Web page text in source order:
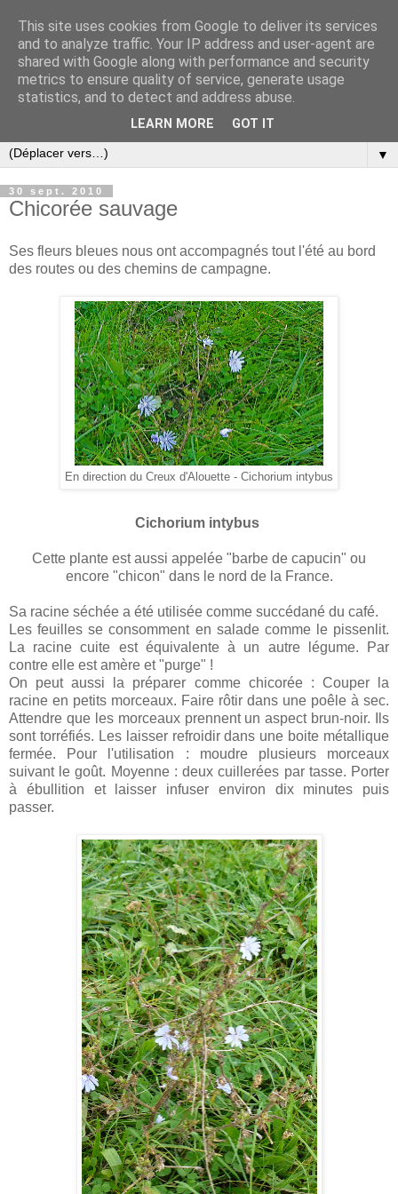
▼
30 sept. 2010
Chicorée sauvage
Ses fleurs bleues nous ont accompagnés tout l'été au bord
des routes ou des chemins de campagne.
En direction du Creux d'Alouette - Cichorium intybus
Cichorium intybus
Cette plante est aussi appelée "barbe de capucin" ou
encore "chicon" dans le nord de la France.
Sa racine séchée a été utilisée comme succédané du café.
Les feuilles se consomment en salade comme le pissenlit.
La racine cuite est équivalente à un autre légume. Par
contre elle est amère et "purge" !
On peut aussi la préparer comme chicorée : Couper la
racine en petits morceaux. Faire rôtir dans une poêle à sec.
Attendre que les morceaux prennent un aspect brun-noir. Ils
sont torréfiés. Les laisser refroidir dans une boite métallique
fermée. Pour l'utilisation : moudre plusieurs morceaux
suivant le goût. Moyenne : deux cuillerées par tasse. Porter
à ébullition et laisser infuser environ dix minutes puis
passer.
This site uses cookies from Google to deliver its services
and to analyze traffic. Your IP address and user-agent are
shared with Google along with performance and security
metrics to ensure quality of service, generate usage
statistics, and to detect and address abuse.
LEARN MORE GOT IT